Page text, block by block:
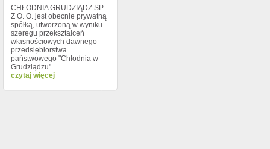
CHŁODNIA GRUDZIĄDZ SP.
Z O. O. jest obecnie prywatną
spółką, utworzoną w wyniku
szeregu przekształceń
własnościowych dawnego
przedsiębiorstwa
państwowego "Chłodnia w
Grudziądzu".
czytaj więcej